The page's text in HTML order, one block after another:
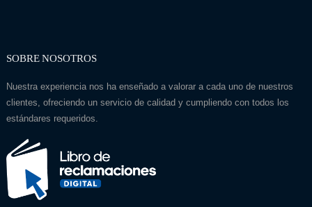
SOBRE NOSOTROS
Nuestra experiencia nos ha enseñado a valorar a cada uno de nuestros
clientes, ofreciendo un servicio de calidad y cumpliendo con todos los
estándares requeridos.